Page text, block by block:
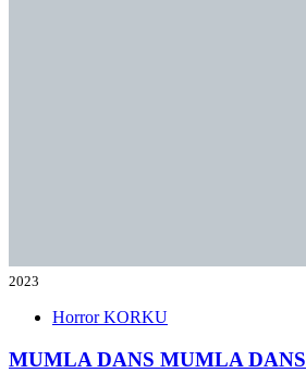
2023
HorrorKORKU
MUMLA DANS MUMLA DANS